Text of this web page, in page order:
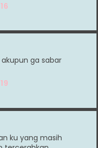
ga sabar
ku yang masih